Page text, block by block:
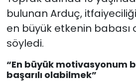
bulunan Arduç,
en büyük etkenin babası
söyledi.
“En büyük motivasyonum
başarılı olabilmek”